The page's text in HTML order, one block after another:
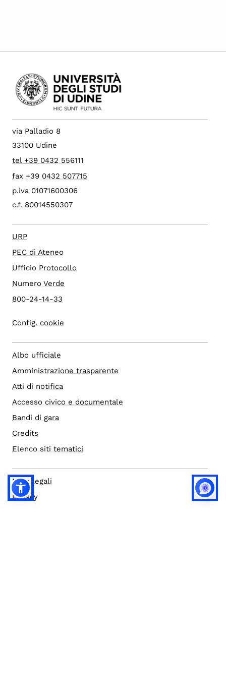
via Palladio 8
33100 Udine
tel +39 0432 556111
fax +39 0432 507715
p.iva 01071600306
c.f. 80014550307
URP
PEC di Ateneo
Ufficio Protocollo
Numero Verde
800-24-14-33
Config. cookie
Albo ufficiale
Amministrazione trasparente
Atti di notifica
Accesso civico e documentale
Bandi di gara
Credits
Elenco siti tematici
Note legali
Privacy